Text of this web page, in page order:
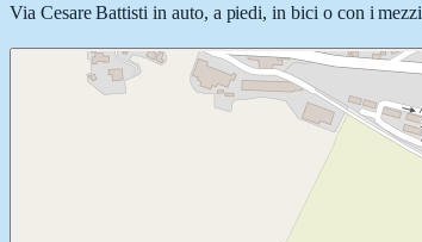
Via Cesare Battisti in auto, a piedi, in bici o con i